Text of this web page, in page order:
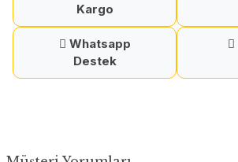
Kargo
Whatsapp
Destek